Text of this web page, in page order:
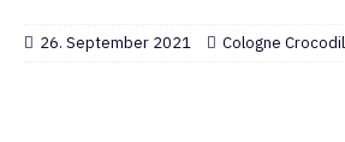
26. September 2021 Cologne